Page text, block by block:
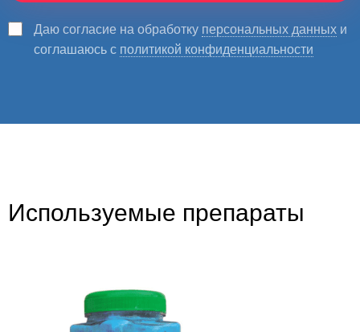
Даю согласие на обработку персональных данных и
соглашаюсь с политикой конфиденциальности
Используемые препараты